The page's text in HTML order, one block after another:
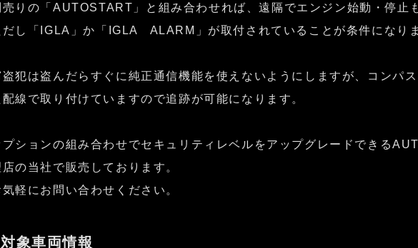
売りの「AUTOSTART」と組み合わせれば、遠隔でエンジン始動・停止
だし「IGLA」か「IGLA ALARM」が取付されていることが条件になり
盗犯は盗んだらすぐに純正通信機能を使えないようにしますが、コンパ
配線で取り付けていますので追跡が可能になります。
プションの組み合わせでセキュリティレベルをアップグレードできる
店の当社で販売しております。
気軽にお問い合わせください。
対象車両情報